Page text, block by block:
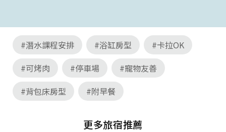
#潛水課程安排 #浴缸房型
#卡拉OK
#可烤肉
#停車場
#寵物友善
#背包床房型
#附早餐
更多旅宿推薦